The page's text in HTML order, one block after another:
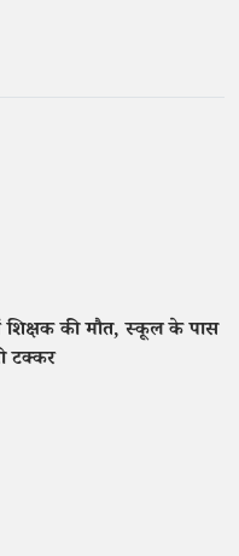
की मौत, स्कूल के पास
टक्कर